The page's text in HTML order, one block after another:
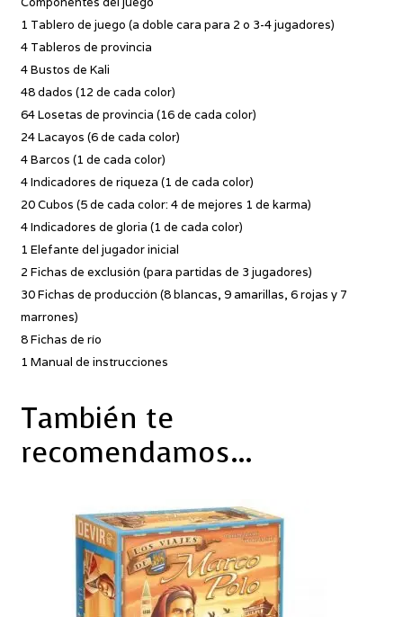
1 Tablero de juego (a doble cara para 2 o 3-4 jugadores)
4 Tableros de provincia
4 Bustos de Kali
48 dados (12 de cada color)
64 Losetas de provincia (16 de cada color)
24 Lacayos (6 de cada color)
4 Barcos (1 de cada color)
4 Indicadores de riqueza (1 de cada color)
20 Cubos (5 de cada color: 4 de mejores 1 de karma)
4 Indicadores de gloria (1 de cada color)
1 Elefante del jugador inicial
2 Fichas de exclusión (para partidas de 3 jugadores)
30 Fichas de producción (8 blancas, 9 amarillas, 6 rojas y 7
marrones)
8 Fichas de río
1 Manual de instrucciones
También te
recomendamos…